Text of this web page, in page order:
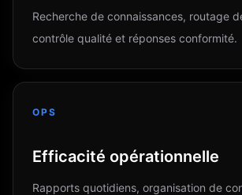
Recherche de connaissances, routage
contrôle qualité et réponses conformité.
OPS
Efficacité opérationnelle
Rapports quotidiens, organisation de